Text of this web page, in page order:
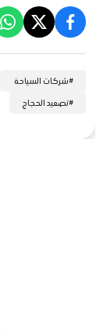
#شركات السياحة
#تصعيد الحجاج